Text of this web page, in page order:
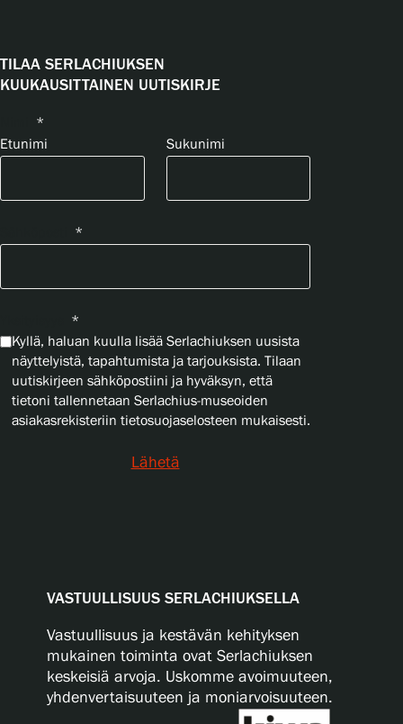
TILAA SERLACHIUKSEN
KUUKAUSITTAINEN UUTISKIRJE
*
Etunimi
Sukunimi
*
*
Kyllä, haluan kuulla lisää Serlachiuksen uusista
näyttelyistä, tapahtumista ja tarjouksista. Tilaan
uutiskirjeen sähköpostiini ja hyväksyn, että
tietoni tallennetaan Serlachius-museoiden
asiakasrekisteriin tietosuojaselosteen mukaisesti.
Lähetä
VASTUULLISUUS SERLACHIUKSELLA
Vastuullisuus ja kestävän kehityksen
mukainen toiminta ovat Serlachiuksen
keskeisiä arvoja. Uskomme avoimuuteen,
yhdenvertaisuuteen ja moniarvoisuuteen.